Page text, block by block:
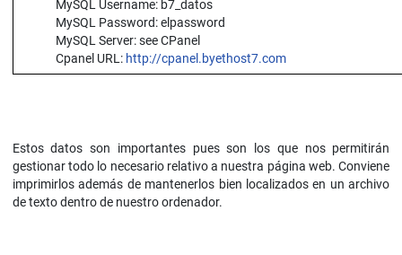
MySQL Username: b7_datos
MySQL Password: elpassword
MySQL Server: see CPanel
Cpanel URL: http://cpanel.byethost7.com
Estos datos son importantes pues son los que nos permitirán
gestionar todo lo necesario relativo a nuestra página web. Conviene
imprimirlos además de mantenerlos bien localizados en un archivo
de texto dentro de nuestro ordenador.